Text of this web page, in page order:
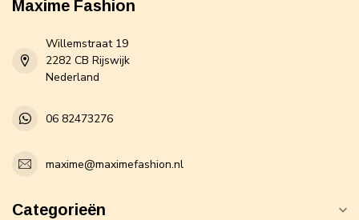
Maxime Fashion
Willemstraat 19
2282 CB Rijswijk
Nederland
06 82473276
maxime@maximefashion.nl
Categorieën